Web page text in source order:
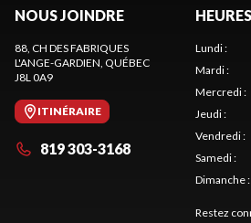
NOUS JOINDRE
88, CH DES FABRIQUES
L'ANGE-GARDIEN , QUÉBEC
J8L 0A9
ITINÉRAIRE
819 303-3168
Lundi:
Mardi:
Mercredi:
Jeudi:
Vendredi:
Samedi:
Dimanche:
Restez